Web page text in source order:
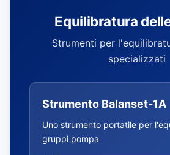
Equilibratura
Strumenti per
specializzati
Strumento Balanset-1A
Uno strumento portatile per
gruppi pompa